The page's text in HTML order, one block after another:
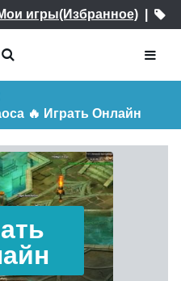
игры(Избранное)|
🔥 Играть Онлайн